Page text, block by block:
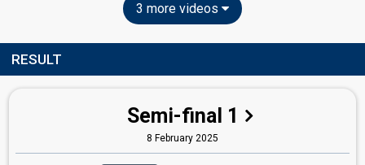
3 more videos
RESULT
Semi-final 1
8 February 2025